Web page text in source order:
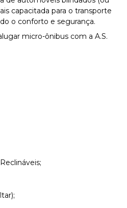
capacitada para o transporte
o conforto e segurança.
micro-ônibus com a A.S.